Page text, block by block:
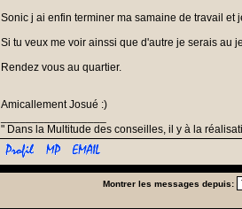
Sonic j ai enfin terminer ma samaine de travail
Si tu veux me voir ainssi que d'autre je serais au
Rendez vous au quartier.
Amicallement Josué :)
" Dans la Multitude des conseilles, il y à la
Montrer les messages depuis: